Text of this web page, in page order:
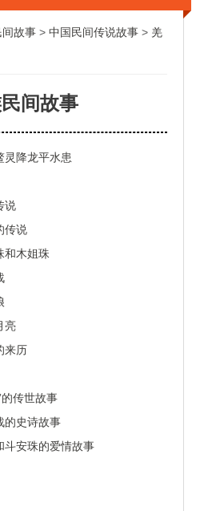
故事 > 中国民间传说故事 > 羌
间故事
灵降龙平水患
说
传说
和木姐珠
亮
来历
的传世故事
的史诗故事
斗安珠的爱情故事